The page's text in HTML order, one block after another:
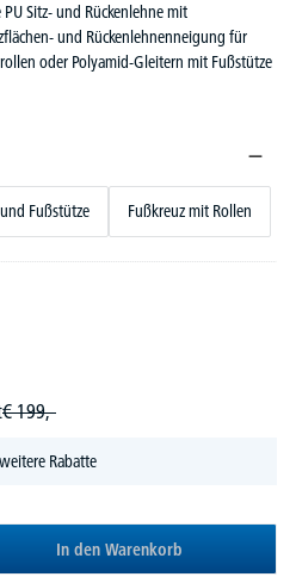
Sitz- und Rückenlehne mit
und Rückenlehnenneigung für
oder Polyamid-Gleitern mit Fußstütze
Fußstütze Fußkreuz mit Rollen
€ 199,-
Rabatte
In den Warenkorb